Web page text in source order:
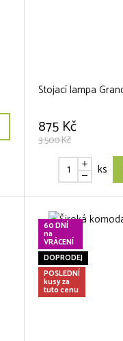
Stojací lampa
875 Kč
3 500 Kč
ks
60 DNÍ
na
VRÁCENÍ
DOPRODEJ
POSLEDNÍ
kusy za
tuto cenu